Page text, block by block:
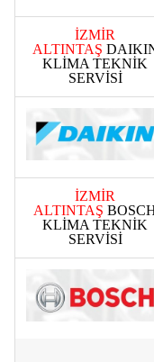
İZMİR
ALTINTAŞ
KLİMA TEKNİK
SERVİSİ
İZMİR
ALTINTAŞ
KLİMA TEKNİK
SERVİSİ